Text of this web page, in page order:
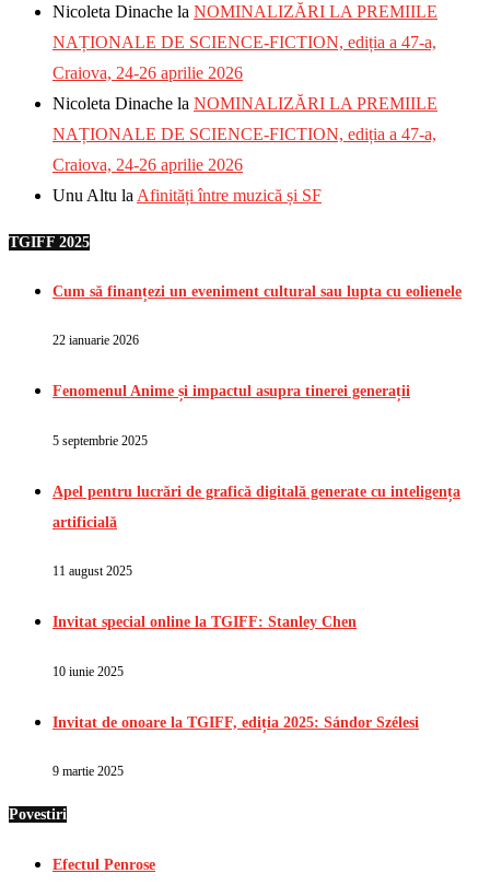
Nicoleta Dinache la NOMINALIZĂRI LA PREMIILE
NAȚIONALE DE SCIENCE-FICTION, ediția a 47-a,
Craiova, 24-26 aprilie 2026
Nicoleta Dinache la NOMINALIZĂRI LA PREMIILE
NAȚIONALE DE SCIENCE-FICTION, ediția a 47-a,
Craiova, 24-26 aprilie 2026
Unu Altu la Afinități între muzică și SF
TGIFF 2025
Cum să finanțezi un eveniment cultural sau lupta cu eolienele
22 ianuarie 2026
Fenomenul Anime și impactul asupra tinerei generații
5 septembrie 2025
Apel pentru lucrări de grafică digitală generate cu inteligența
artificială
11 august 2025
Invitat special online la TGIFF: Stanley Chen
10 iunie 2025
Invitat de onoare la TGIFF, ediția 2025: Sándor Szélesi
9 martie 2025
Povestiri
Efectul Penrose